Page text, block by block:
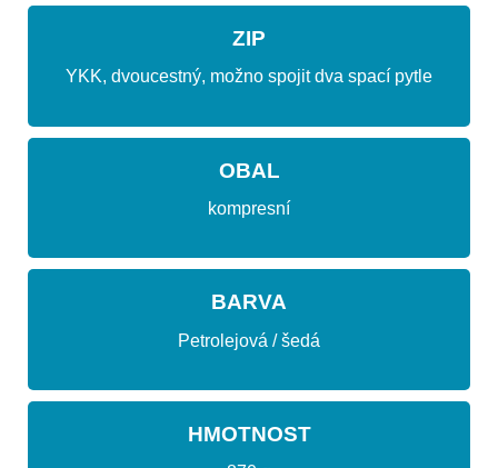
ZIP
YKK, dvoucestný, možno spojit dva spací pytle
OBAL
kompresní
BARVA
Petrolejová / šedá
HMOTNOST